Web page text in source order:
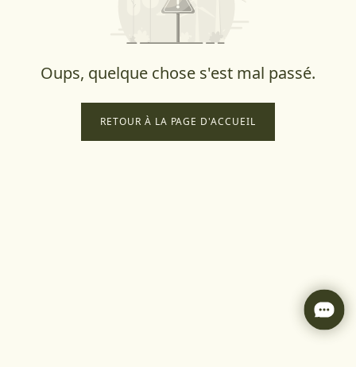
Oups, quelque chose s'est mal passé.
RETOUR À LA PAGE D'ACCUEIL